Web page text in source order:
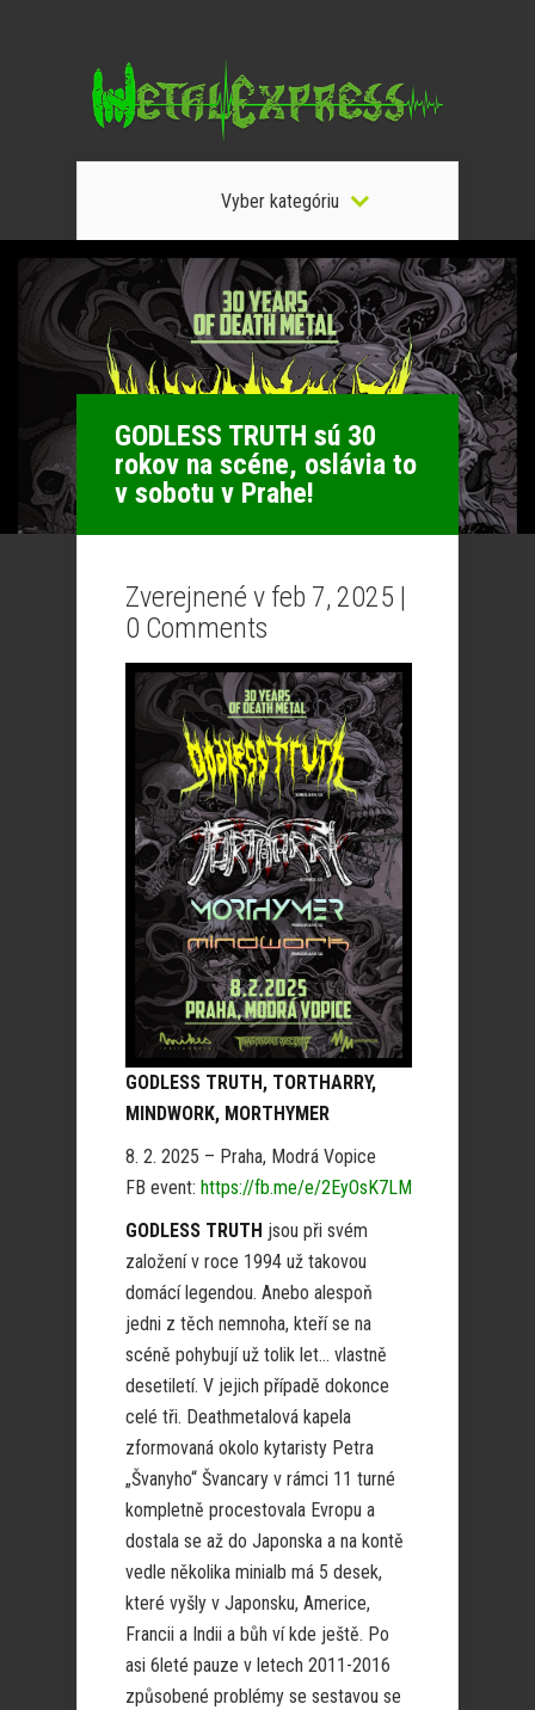
Vyber kategóriu
GODLESS TRUTH sú 30
rokov na scéne, oslávia to
v sobotu v Prahe!
Zverejnené v feb 7, 2025 |
0 Comments
GODLESS TRUTH, TORTHARRY,
MINDWORK, MORTHYMER
8. 2. 2025 – Praha, Modrá Vopice
FB event: https://fb.me/e/2EyOsK7LM
GODLESS TRUTH jsou při svém
založení v roce 1994 už takovou
domácí legendou. Anebo alespoň
jedni z těch nemnoha, kteří se na
scéně pohybují už tolik let… vlastně
desetiletí. V jejich případě dokonce
celé tři. Deathmetalová kapela
zformovaná okolo kytaristy Petra
„Švanyho“ Švancary v rámci 11 turné
kompletně procestovala Evropu a
dostala se až do Japonska a na kontě
vedle několika minialb má 5 desek,
které vyšly v Japonsku, Americe,
Francii a Indii a bůh ví kde ještě. Po
asi 6leté pauze v letech 2011-2016
způsobené problémy se sestavou se